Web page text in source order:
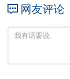
网友评论